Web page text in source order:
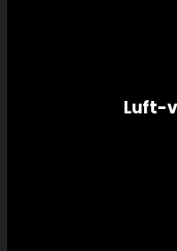
Luft-